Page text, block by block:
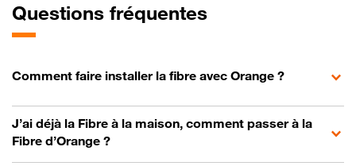
Questions fréquentes
Comment faire installer la fibre avec Orange ?
J’ai déjà la Fibre à la maison, comment passer à la
Fibre d’Orange ?